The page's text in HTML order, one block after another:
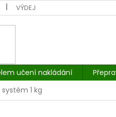
VÝDEJNÍ MÍSTO: BALÍKOVNA,
učení nakládání
1 kg